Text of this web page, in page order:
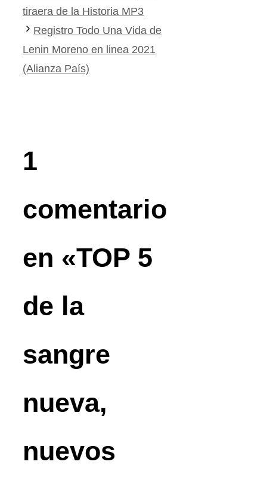
tiraera de la Historia MP3
Registro Todo Una Vida de
Lenin Moreno en linea 2021
(Alianza País)
1
comentario
en «TOP 5
de la
sangre
nueva,
nuevos